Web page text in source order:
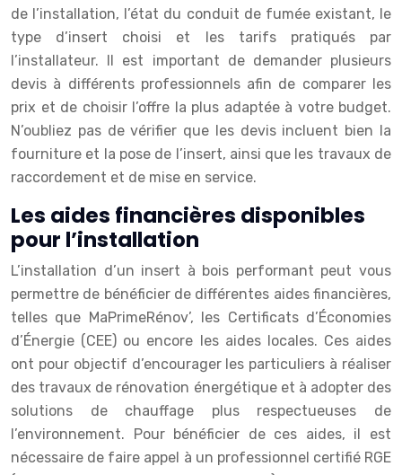
de l’installation, l’état du conduit de fumée existant, le
type d’insert choisi et les tarifs pratiqués par
l’installateur. Il est important de demander plusieurs
devis à différents professionnels afin de comparer les
prix et de choisir l’offre la plus adaptée à votre budget.
N’oubliez pas de vérifier que les devis incluent bien la
fourniture et la pose de l’insert, ainsi que les travaux de
raccordement et de mise en service.
Les aides financières disponibles
pour l’installation
L’installation d’un insert à bois performant peut vous
permettre de bénéficier de différentes aides financières,
telles que MaPrimeRénov’, les Certificats d’Économies
d’Énergie (CEE) ou encore les aides locales. Ces aides
ont pour objectif d’encourager les particuliers à réaliser
des travaux de rénovation énergétique et à adopter des
solutions de chauffage plus respectueuses de
l’environnement. Pour bénéficier de ces aides, il est
nécessaire de faire appel à un professionnel certifié RGE